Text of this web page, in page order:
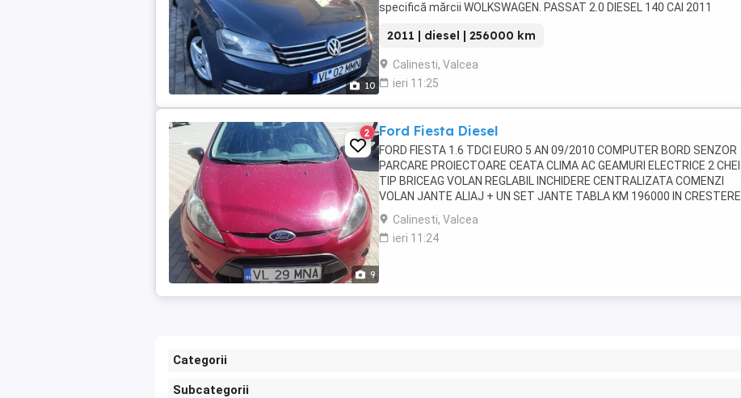
10
specifică mărcii WOLKSWAGEN. PASSAT 2.0 DIESEL 140 CAI 2011
2011 | diesel | 256000 km
Calinesti, Valcea
ieri 11:25
9
2 Ford Fiesta Diesel
FORD FIESTA 1.6 TDCI EURO 5 AN 09/2010 COMPUTER BORD SENZOR
PARCARE PROIECTOARE CEATA CLIMA AC GEAMURI ELECTRICE 2 CHEI
TIP BRICEAG VOLAN REGLABIL INCHIDERE CENTRALIZATA COMENZI
VOLAN JANTE ALIAJ + UN SET JANTE TABLA KM 196000 IN CRESTERE
PRET 2999 NEG MASINA ESTE INTRETINUTA SE ACCEPTA ORICE TEST
...
Calinesti, Valcea
ieri 11:24
Categorii
Subcategorii